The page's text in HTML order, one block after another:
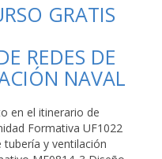
GRATIS
REDES DE
NAVAL
en el itinerario de
Formativa UF1022
y ventilación